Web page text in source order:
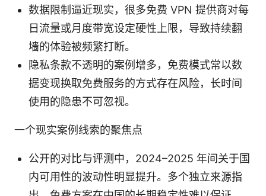
数据限制逼近现实，很多免费 VPN 提供商对每
日流量或月度带宽设定硬性上限，导致持续翻
墙的体验被频繁打断。
隐私条款不透明的案例增多，免费模式常以数
据变现换取免费服务的方式存在风险，长时间
使用的隐患不可忽视。
一个现实案例线索的聚焦点
公开的对比与评测中，2024–2025 年间关于国
内可用性的波动性明显提升。多个独立来源指